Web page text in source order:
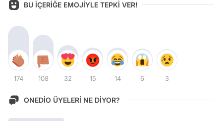
BU İÇERİĞE EMOJİYLE TEPKİ VER!
174 108 32 15 14 6 3
ONEDİO ÜYELERİ NE DİYOR?